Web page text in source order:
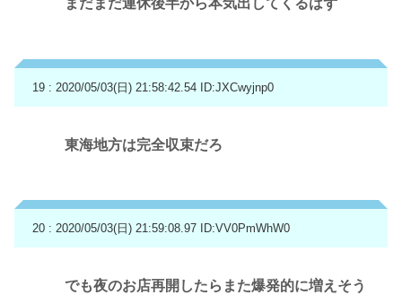
まだまだ連休後半から本気出してくるはず
19 : 2020/05/03(日) 21:58:42.54 ID:JXCwyjnp0
東海地方は完全収束だろ
20 : 2020/05/03(日) 21:59:08.97 ID:VV0PmWhW0
でも夜のお店再開したらまた爆発的に増えそう